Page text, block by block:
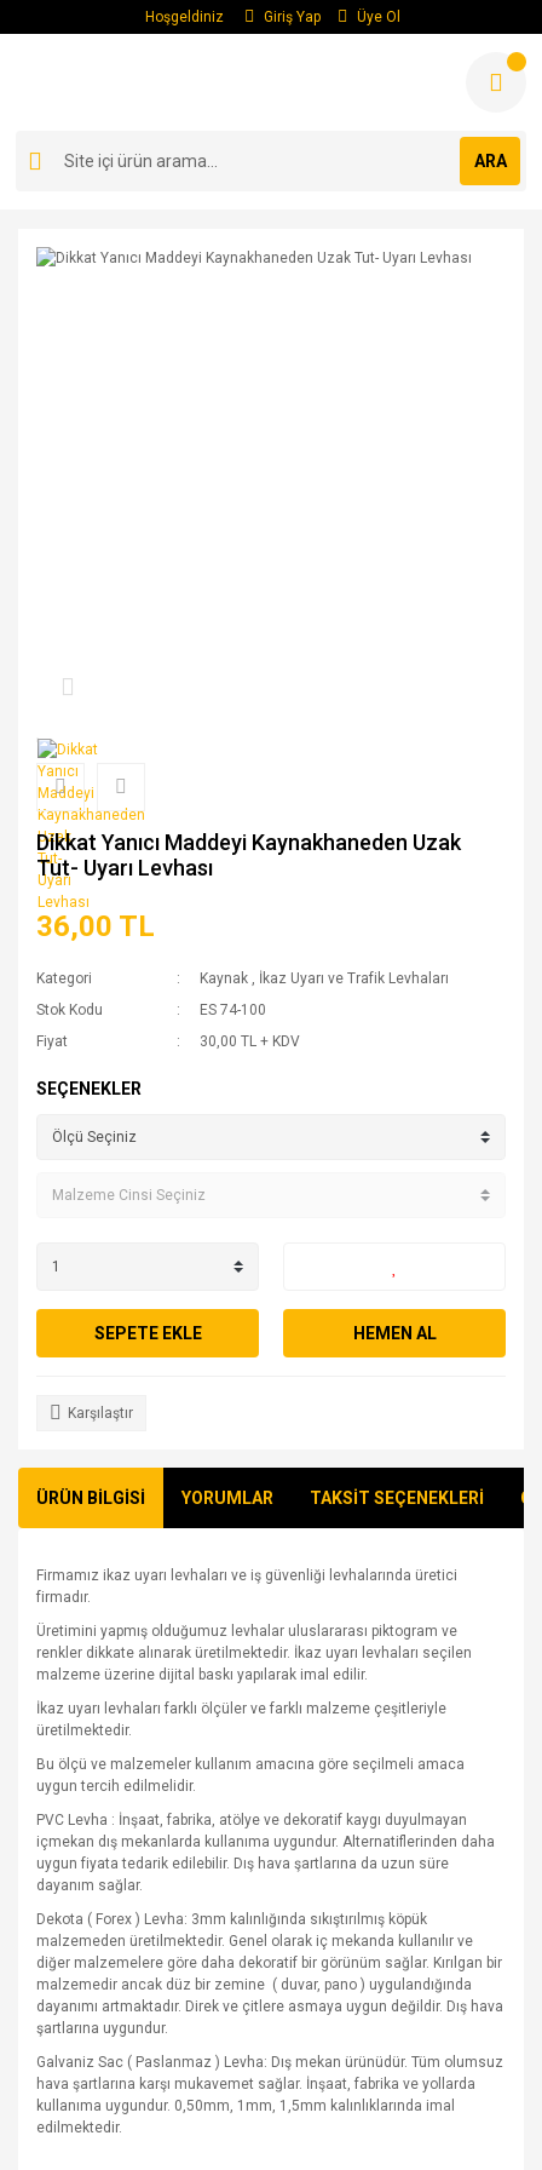
Hoşgeldiniz Giriş Yap Üye Ol
ARA
Dikkat Yanıcı Maddeyi Kaynakhaneden Uzak
Tut- Uyarı Levhası
36,00 TL
Kategori Kaynak , İkaz Uyarı ve Trafik Levhaları
Stok Kodu
ES 74-100
Fiyat
30,00 TL + KDV
SEÇENEKLER
SEPETE EKLE HEMEN AL
Karşılaştır
ÜRÜN BİLGİSİ YORUMLAR TAKSİT SEÇENEKLERİ
Firmamız ikaz uyarı levhaları ve iş güvenliği levhalarında üretici
firmadır.
Üretimini yapmış olduğumuz levhalar uluslararası piktogram ve
renkler dikkate alınarak üretilmektedir. İkaz uyarı levhaları seçilen
malzeme üzerine dijital baskı yapılarak imal edilir.
İkaz uyarı levhaları farklı ölçüler ve farklı malzeme çeşitleriyle
üretilmektedir.
Bu ölçü ve malzemeler kullanım amacına göre seçilmeli amaca
uygun tercih edilmelidir.
PVC Levha : İnşaat, fabrika, atölye ve dekoratif kaygı duyulmayan
içmekan dış mekanlarda kullanıma uygundur. Alternatiflerinden daha
uygun fiyata tedarik edilebilir. Dış hava şartlarına da uzun süre
dayanım sağlar.
Dekota ( Forex ) Levha: 3mm kalınlığında sıkıştırılmış köpük
malzemeden üretilmektedir. Genel olarak iç mekanda kullanılır ve
diğer malzemelere göre daha dekoratif bir görünüm sağlar. Kırılgan bir
malzemedir ancak düz bir zemine ( duvar, pano ) uygulandığında
dayanımı artmaktadır. Direk ve çitlere asmaya uygun değildir. Dış hava
şartlarına uygundur.
Galvaniz Sac ( Paslanmaz ) Levha: Dış mekan ürünüdür. Tüm olumsuz
hava şartlarına karşı mukavemet sağlar. İnşaat, fabrika ve yollarda
kullanıma uygundur. 0,50mm, 1mm, 1,5mm kalınlıklarında imal
edilmektedir.